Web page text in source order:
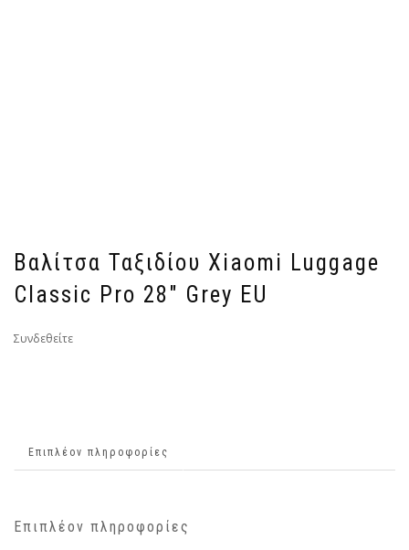
Βαλίτσα Ταξιδίου Xiaomi Luggage
Classic Pro 28″ Grey EU
Συνδεθείτε
Επιπλέον πληροφορίες
Επιπλέον πληροφορίες